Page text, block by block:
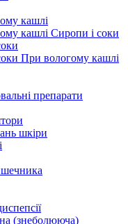
кашлі
кашлі Сиропи і соки
При вологому кашлі
препарати
шкіри
(знеболююча)